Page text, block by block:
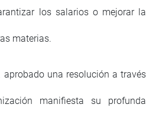
los salarios o mejorar la
materias.
aprobado una resolución a través
manifiesta su profunda